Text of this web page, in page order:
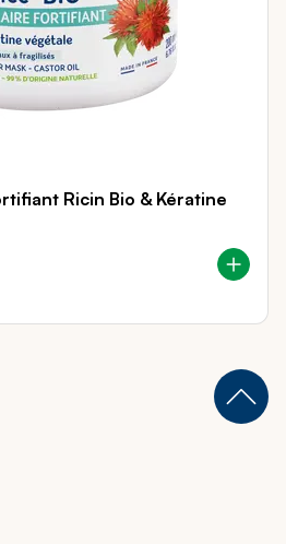
Ricin Bio & Kératine